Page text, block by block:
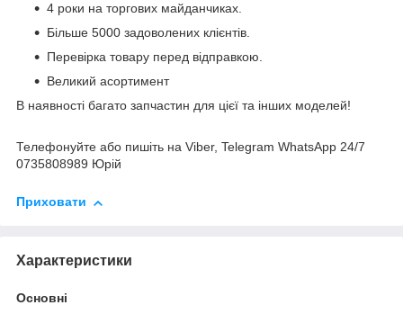
4 роки на торгових майданчиках.
Більше 5000 задоволених клієнтів.
Перевірка товару перед відправкою.
Великий асортимент
В наявності багато запчастин для цієї та інших моделей!
Телефонуйте або пишіть на Viber, Telegram WhatsApp 24/7
0735808989 Юрій
Приховати
Характеристики
Основні